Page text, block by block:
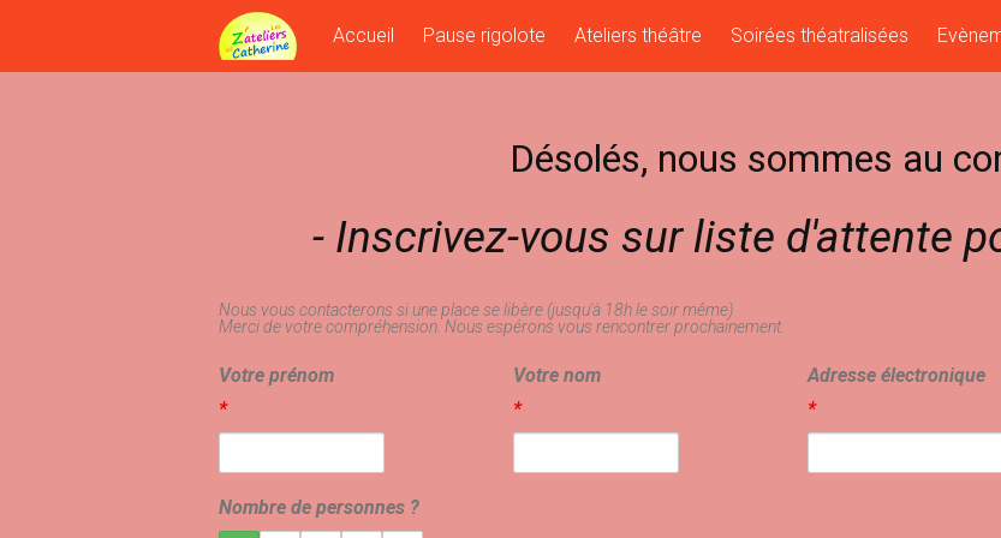
Accueil Pause rigolote Ateliers théâtre Soirées théatralisées
Désolés, nous sommes au
- Inscrivez-vous sur liste d'attente
Nous vous contacterons si une place se libère (jusqu'à 18h le soir même)
Merci de votre compréhension. Nous espérons vous rencontrer prochainement.
Votre prénom
*
Votre nom
*
Adresse électronique
*
Nombre de personnes ?